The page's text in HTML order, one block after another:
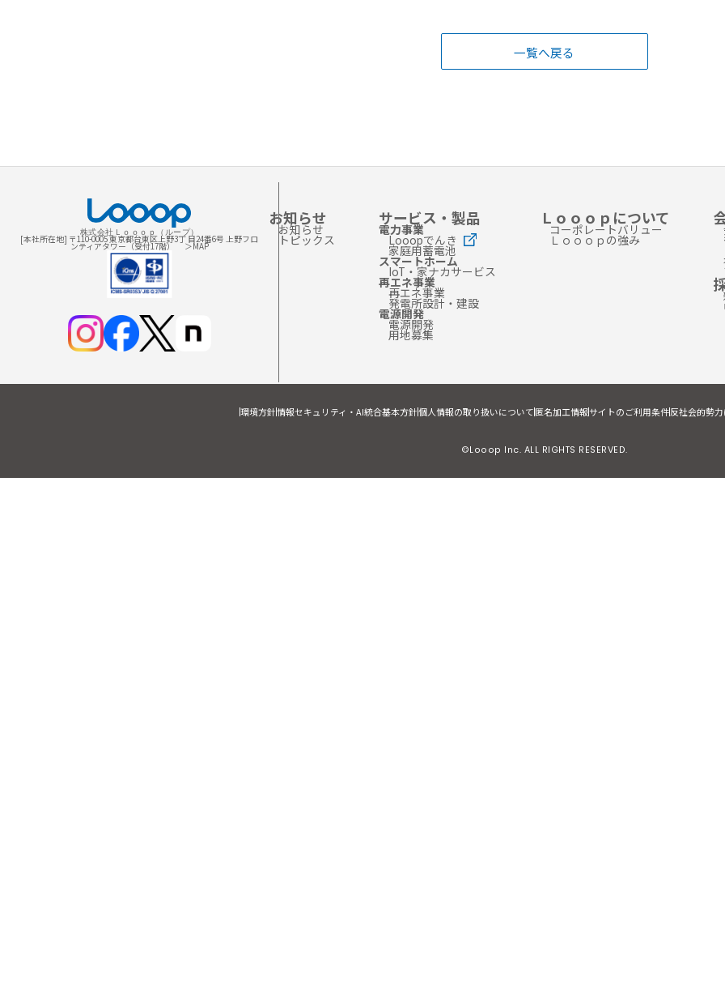
一覧へ戻る
株式会社Ｌｏｏｏｐ（ループ）
[本社所在地] 〒110-0005 東京都台東区上野3丁 目24番6号 上野フロ
ンティアタワー（受付17階） ＞MAP
お知らせ
お知らせ
トピックス
サービス・製品
電力事業
Looopでんき
家庭用蓄電池
スマートホーム
IoT・家ナカサービス
再エネ事業
再エネ事業
発電所設計・建設
電源開発
電源開発
用地募集
Ｌｏｏｏｐについて
コーポレートバリュー
Ｌｏｏｏｐの強み
環境方針情報セキュリティ・AI統合基本方針個人情報の取り扱いについて匿名加工情報サイトのご利用条件反社会的勢
©Looop Inc. ALL RIGHTS RESERVED.